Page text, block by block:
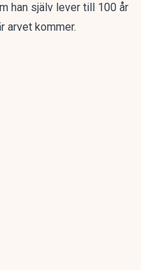
han själv lever till 100 år
arvet kommer.